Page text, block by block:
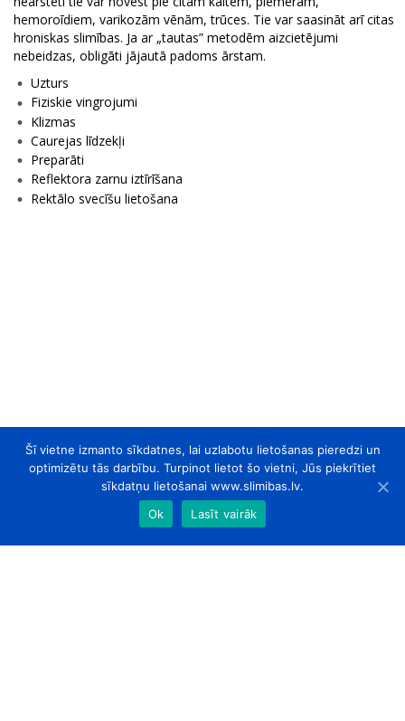
hemoroīdiem, varikozām vēnām, trūces. Tie var saasināt arī citas
hroniskas slimības. Ja ar „tautas” metodēm aizcietējumi
nebeidzas, obligāti jājautā padoms ārstam.
Uzturs
Fiziskie vingrojumi
Klizmas
Caurejas līdzekļi
Preparāti
Reflektora zarnu iztīrīšana
Rektālo svecīšu lietošana
Šī vietne izmanto sīkdatnes, lai uzlabotu lietošanas pieredzi un
optimizētu tās darbību. Turpinot lietot šo vietni, Jūs piekrītiet
sīkdatņu lietošanai www.slimibas.lv.
Ok
Lasīt vairāk